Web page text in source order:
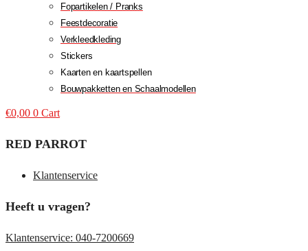
Fopartikelen / Pranks
Feestdecoratie
Verkleedkleding
Stickers
Kaarten en kaartspellen
Bouwpakketten en Schaalmodellen
€0,00 0 Cart
RED PARROT
Klantenservice
Heeft u vragen?
Klantenservice: 040-7200669